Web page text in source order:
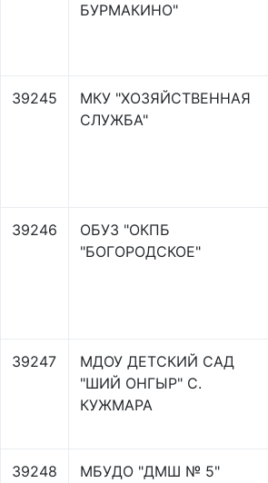
БУРМАКИНО"
39245
МКУ "ХОЗЯЙСТВЕННАЯ
СЛУЖБА"
39246
ОБУЗ "ОКПБ
"БОГОРОДСКОЕ"
39247
МДОУ ДЕТСКИЙ САД
"ШИЙ ОНГЫР" С.
КУЖМАРА
39248 МБУДО "ДМШ № 5"